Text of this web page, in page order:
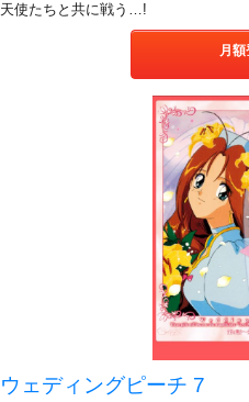
天使たちと共に戦う…!
月額
ウェディングピーチ 7